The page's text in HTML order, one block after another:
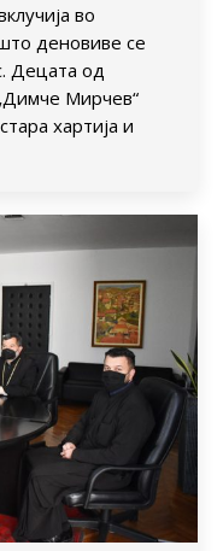
во
деновиве се
Децата од
Мирчев“
хартија и